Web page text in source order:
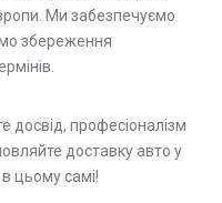
Ми забезпечуємо
збереження
досвід, професіоналізм
доставку авто у
цьому самі!